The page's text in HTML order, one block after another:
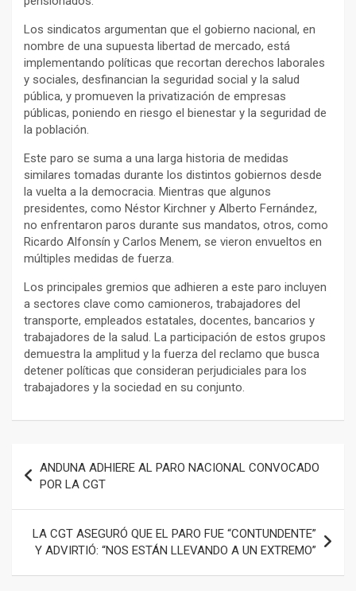
Los sindicatos argumentan que el gobierno nacional, en
nombre de una supuesta libertad de mercado, está
implementando políticas que recortan derechos laborales
y sociales, desfinancian la seguridad social y la salud
pública, y promueven la privatización de empresas
públicas, poniendo en riesgo el bienestar y la seguridad de
la población.
Este paro se suma a una larga historia de medidas
similares tomadas durante los distintos gobiernos desde
la vuelta a la democracia. Mientras que algunos
presidentes, como Néstor Kirchner y Alberto Fernández,
no enfrentaron paros durante sus mandatos, otros, como
Ricardo Alfonsín y Carlos Menem, se vieron envueltos en
múltiples medidas de fuerza.
Los principales gremios que adhieren a este paro incluyen
a sectores clave como camioneros, trabajadores del
transporte, empleados estatales, docentes, bancarios y
trabajadores de la salud. La participación de estos grupos
demuestra la amplitud y la fuerza del reclamo que busca
detener políticas que consideran perjudiciales para los
trabajadores y la sociedad en su conjunto.
de
entradas
ANDUNA ADHIERE AL PARO NACIONAL CONVOCADO
POR LA CGT
LA CGT ASEGURÓ QUE EL PARO FUE “CONTUNDENTE”
Y ADVIRTIÓ: “NOS ESTÁN LLEVANDO A UN EXTREMO”